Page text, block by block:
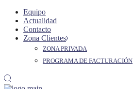
Equipo
Actualidad
Contacto
Zona Clientes
ZONA PRIVADA
PROGRAMA DE FACTURACIÓN